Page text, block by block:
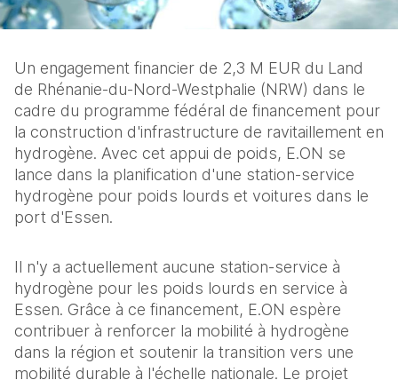
Un engagement financier de 2,3 M EUR du Land
de Rhénanie-du-Nord-Westphalie (NRW) dans le
cadre du programme fédéral de financement pour
la construction d'infrastructure de ravitaillement en
hydrogène. Avec cet appui de poids, E.ON se
lance dans la planification d'une station-service
hydrogène pour poids lourds et voitures dans le
port d'Essen.
Il n'y a actuellement aucune station-service à
hydrogène pour les poids lourds en service à
Essen. Grâce à ce financement, E.ON espère
contribuer à renforcer la mobilité à hydrogène
dans la région et soutenir la transition vers une
mobilité durable à l'échelle nationale. Le projet